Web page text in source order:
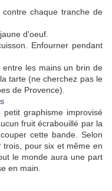
chaque tranche de
d'oeuf.
Enfourner pendant
les mains un brin de
tarte (ne cherchez pas le
de Provence).
graphisme improvisé
fruit écrabouillé par la
cette bande. Selon
trois, pour six et même en
le monde aura une part
en main.